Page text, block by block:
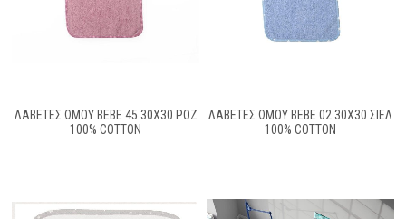
ΛΑΒΕΤΕΣ ΩΜΟΥ BEBE 45 30X30 ΡΟΖ
100% COTTON
ΛΑΒΕΤΕΣ ΩΜΟΥ BEBE 02 30X30 ΣΙΕΛ
100% COTTON